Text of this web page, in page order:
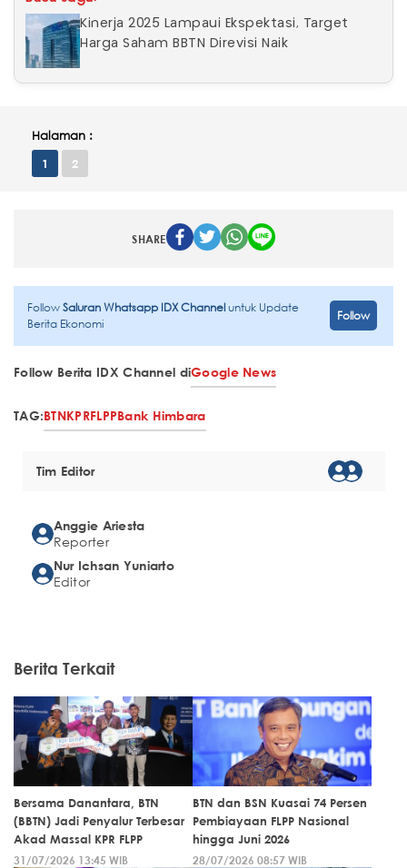
Kinerja 2025 Lampaui Ekspektasi, Target
Harga Saham BBTN Direvisi Naik
Halaman :
1 2
SHARE
FollowSaluran Whatsapp IDX Channeluntuk Update
Berita Ekonomi
Follow
Follow Berita IDX Channel diGoogle News
TAG:BTNKPRFLPPBank Himbara
Tim Editor
Anggie Ariesta
Reporter
Nur Ichsan Yuniarto
Editor
Berita Terkait
Bersama Danantara, BTN
(BBTN) Jadi Penyalur Terbesar
Akad Massal KPR FLPP
31/07/2026 13:45 WIB
BTN dan BSN Kuasai 74 Persen
Pembiayaan FLPP Nasional
hingga Juni 2026
28/07/2026 08:57 WIB